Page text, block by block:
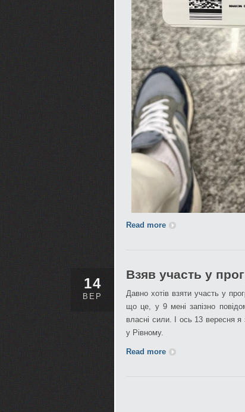
Read more
14
ВЕР
Взяв участь у
Давно хотів взяти участь у
що це, у 9 мені запізно
власні сили. І ось 13
у Рівному.
Read more